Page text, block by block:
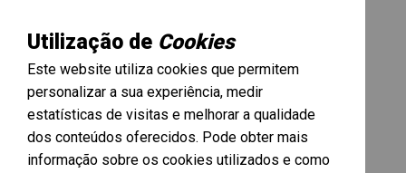
Utilização de Cookies
Este website utiliza cookies que permitem
personalizar a sua experiência, medir
estatísticas de visitas e melhorar a qualidade
dos conteúdos oferecidos. Pode obter mais
informação sobre os cookies utilizados e como